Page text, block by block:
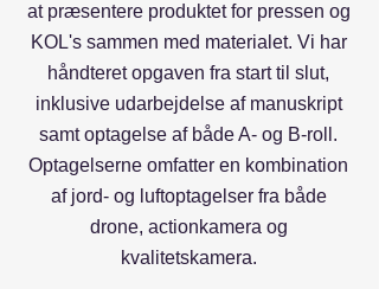
at præsentere produktet for pressen og
KOL's sammen med materialet. Vi har
håndteret opgaven fra start til slut,
inklusive udarbejdelse af manuskript
samt optagelse af både A- og B-roll.
Optagelserne omfatter en kombination
af jord- og luftoptagelser fra både
drone, actionkamera og
kvalitetskamera.